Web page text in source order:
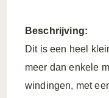
Beschrijving:
Dit is een heel
meer dan enkele
windingen, met